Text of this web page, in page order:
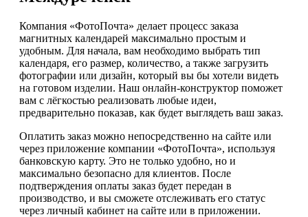
Компания «ФотоПочта» делает процесс заказа
магнитных календарей максимально простым и
удобным. Для начала, вам необходимо выбрать тип
календаря, его размер, количество, а также загрузить
фотографии или дизайн, который вы бы хотели видеть
на готовом изделии. Наш онлайн-конструктор поможет
вам с лёгкостью реализовать любые идеи,
предварительно показав, как будет выглядеть ваш заказ.
Оплатить заказ можно непосредственно на сайте или
через приложение компании «ФотоПочта», используя
банковскую карту. Это не только удобно, но и
максимально безопасно для клиентов. После
подтверждения оплаты заказ будет передан в
производство, и вы сможете отслеживать его статус
через личный кабинет на сайте или в приложении.